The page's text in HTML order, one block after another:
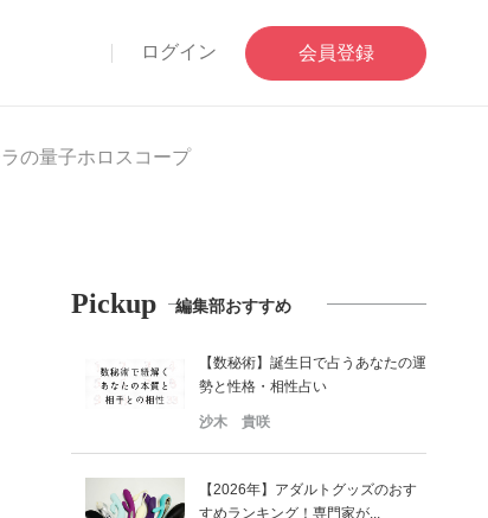
ログイン 会員登録
の量子ホロスコープ
Pickup 編集部おすすめ
【数秘術】誕生日で占うあなたの運
勢と性格・相性占い
沙木 貴咲
【2026年】アダルトグッズのおす
すめランキング！専門家が...